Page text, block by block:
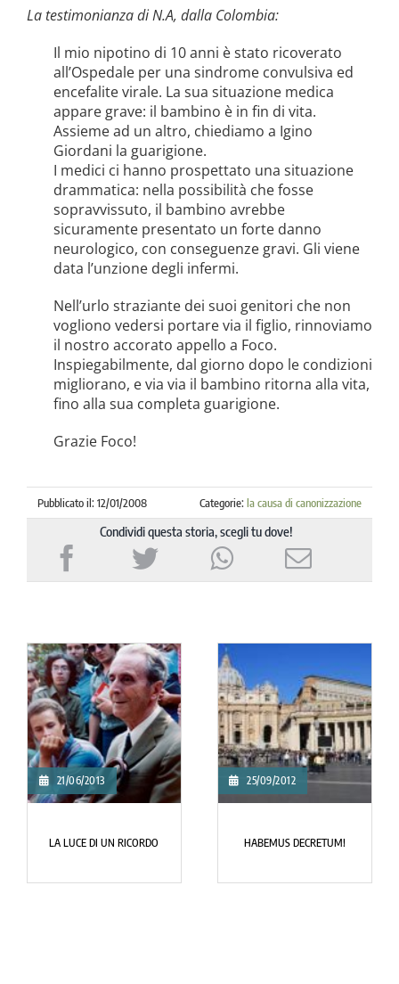
La testimonianza di N.A, dalla Colombia:
Il mio nipotino di 10 anni è stato ricoverato
all’Ospedale per una sindrome convulsiva ed
encefalite virale. La sua situazione medica
appare grave: il bambino è in fin di vita.
Assieme ad un altro, chiediamo a Igino
Giordani la guarigione.
I medici ci hanno prospettato una situazione
drammatica: nella possibilità che fosse
sopravvissuto, il bambino avrebbe
sicuramente presentato un forte danno
neurologico, con conseguenze gravi. Gli viene
data l’unzione degli infermi.
Nell’urlo straziante dei suoi genitori che non
vogliono vedersi portare via il figlio, rinnoviamo
il nostro accorato appello a Foco.
Inspiegabilmente, dal giorno dopo le condizioni
migliorano, e via via il bambino ritorna alla vita,
fino alla sua completa guarigione.
Grazie Foco!
Pubblicato il: 12/01/2008 Categorie:la causa di canonizzazione
Condividi questa storia, scegli tu dove!
21/06/2013
LA LUCE DI UN RICORDO
25/09/2012
HABEMUS DECRETUM!